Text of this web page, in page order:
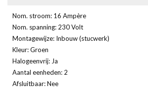
Nom. stroom: 16 Ampère
Nom. spanning: 230 Volt
Montagewijze: Inbouw (stucwerk)
Kleur: Groen
Halogeenvrij: Ja
Aantal eenheden: 2
Afsluitbaar: Nee